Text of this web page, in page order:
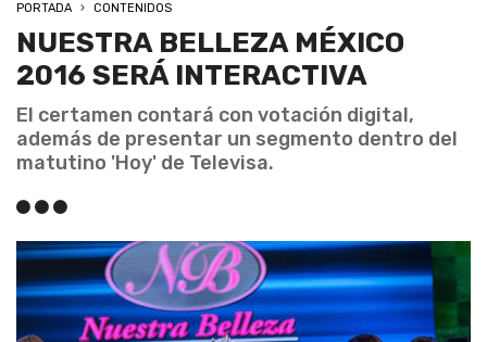
PORTADA CONTENIDOS
NUESTRA BELLEZA MÉXICO
2016 SERÁ INTERACTIVA
El certamen contará con votación digital,
además de presentar un segmento dentro del
matutino 'Hoy' de Televisa.